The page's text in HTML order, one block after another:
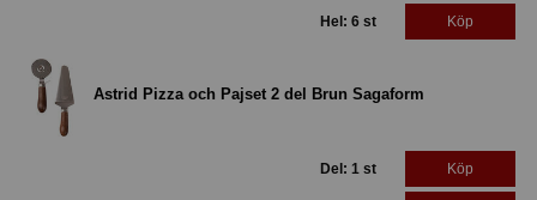
Hel: 6 st Köp
Astrid Pizza och Pajset 2 del Brun Sagaform
Del: 1 st Köp